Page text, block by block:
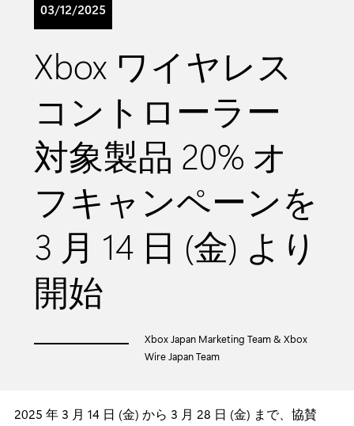
03/12/2025
Xbox ワイヤレス
コントローラー
対象製品 20% オ
フキャンペーンを
3 月 14 日 (金) より
開始
Xbox Japan Marketing Team & Xbox
Wire Japan Team
2025 年 3 月 14 日 (金) から 3 月 28 日 (金) まで、協賛